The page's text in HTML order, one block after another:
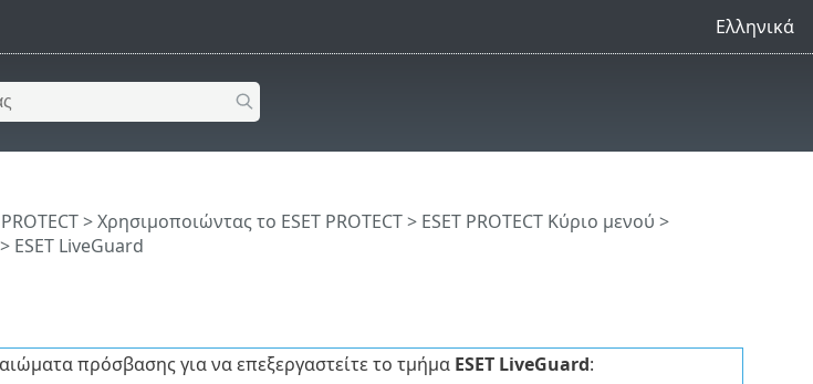
Ελληνικά
>Χρησιμοποιώντας το ESET PROTECT> ESET PROTECT Κύριο μενού >
> ESET LiveGuard
πρόσβασης για να επεξεργαστείτε το τμήμα ESET LiveGuard: